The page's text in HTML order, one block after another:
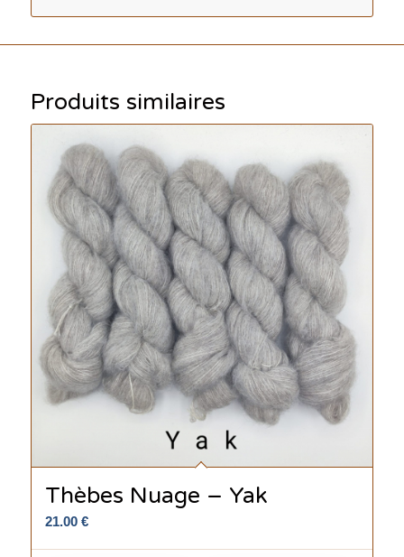
Produits similaires
Thèbes Nuage – Yak
21.00 €